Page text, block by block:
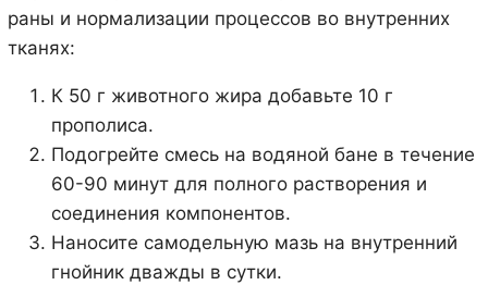
раны и нормализации процессов во внутренних
тканях:
К 50 г животного жира добавьте 10 г
прополиса.
Подогрейте смесь на водяной бане в течение
60-90 минут для полного растворения и
соединения компонентов.
Наносите самодельную мазь на внутренний
гнойник дважды в сутки.